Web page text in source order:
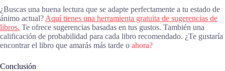
¿Buscas una buena lectura que se adapte perfectamente a tu estado de
ánimo actual? Aquí tienes una herramienta gratuita de sugerencias de
libros. Te ofrece sugerencias basadas en tus gustos. También una
calificación de probabilidad para cada libro recomendado. ¿Te gustaría
encontrar el libro que amarás más tarde o ahora?
Conclusión